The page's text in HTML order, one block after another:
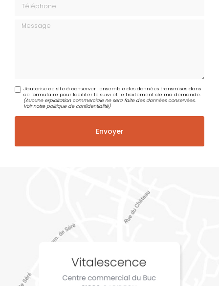
Message
J'autorise ce site à conserver l'ensemble des données transmises dans
ce formulaire pour faciliter le suivi et le traitement de ma demande.
(Aucune exploitation commerciale ne sera faite des données conservées.
Voir notrepolitique de confidentialité)